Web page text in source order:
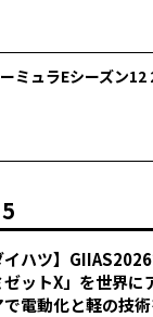
ミュラEシーズン12
イハツ】
ゼットX」を世界
で電動化と軽の技